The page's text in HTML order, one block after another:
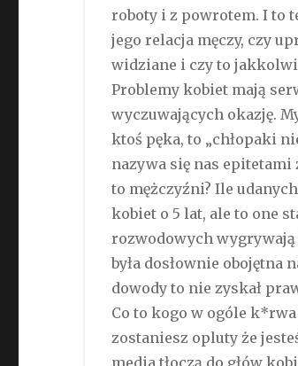
roboty i z powrotem. I to
jego relacja męczy, czy
widziane i czy to
Problemy kobiet mają
wyczuwających okazję.
ktoś pęka, to „chłopaki
nazywa się nas epitetami
to mężczyźni? Ile
kobiet o 5 lat, ale to one
rozwodowych wygrywają
była dosłownie obojętna
dowody to nie zyskał
Co to kogo w ogóle
zostaniesz opluty że
media tłoczą do głów